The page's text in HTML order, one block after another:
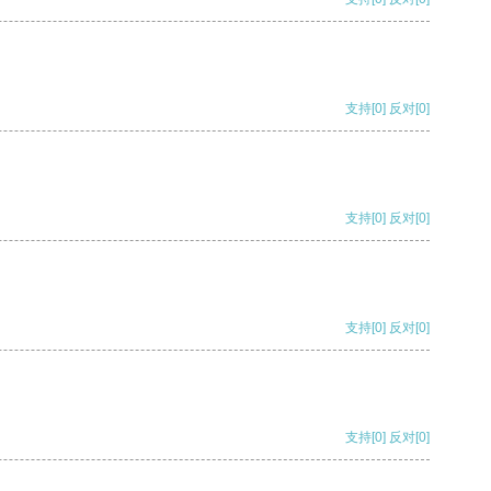
支持[0] 反对[0]
支持[0] 反对[0]
支持[0] 反对[0]
支持[0] 反对[0]